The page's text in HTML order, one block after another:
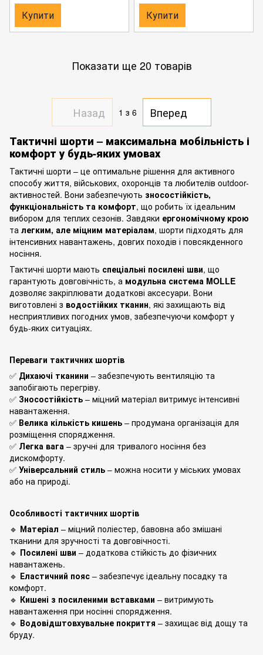
Купити Купити
Показати ще 20 товарів
Назад 1 з 6
Вперед
Тактичні шорти – максимальна мобільність і
комфорт у будь-яких умовах
Тактичні шорти – це оптимальне рішення для активного
способу життя, військових, охоронців та любителів outdoor-
активностей. Вони забезпечують зносостійкість,
функціональність та комфорт, що робить їх ідеальним
вибором для теплих сезонів. Завдяки ергономічному крою
та легким, але міцним матеріалам, шорти підходять для
інтенсивних навантажень, довгих походів і повсякденного
носіння.
Тактичні шорти мають спеціальні посилені шви, що
гарантують довговічність, а модульна система MOLLE
дозволяє закріплювати додаткові аксесуари. Вони
виготовлені з водостійких тканин, які захищають від
несприятливих погодних умов, забезпечуючи комфорт у
будь-яких ситуаціях.
Переваги тактичних шортів
✅ Дихаючі тканини – забезпечують вентиляцію та
запобігають перегріву.
✅ Зносостійкість – міцний матеріал витримує інтенсивні
навантаження.
✅ Велика кількість кишень – продумана організація для
розміщення спорядження.
✅ Легка вага – зручні для тривалого носіння без
дискомфорту.
✅ Універсальний стиль – можна носити у міських умовах
або на природі.
Особливості тактичних шортів
🔹 Матеріал – міцний поліестер, бавовна або змішані
тканини для зручності та довговічності.
🔹 Посилені шви – додаткова стійкість до фізичних
навантажень.
🔹 Еластичний пояс – забезпечує ідеальну посадку та
комфорт.
🔹 Кишені з посиленими вставками – витримують
навантаження при носінні спорядження.
🔹 Водовідштовхувальне покриття – захищає від дощу та
бруду.